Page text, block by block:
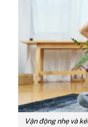
Vận động nhẹ và